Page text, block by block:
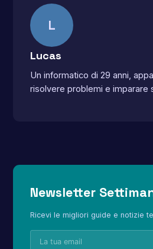
L
Lucas
Un informatico di 29 anni,
risolvere problemi e
Newsletter
Ricevi le migliori guide e notizie